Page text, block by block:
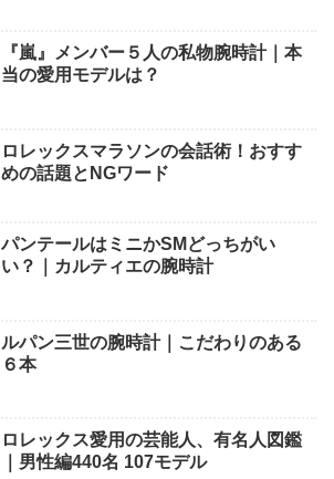
『嵐』メンバー５人の私物腕時計｜本
当の愛用モデルは？
ロレックスマラソンの会話術！おすす
めの話題とNGワード
パンテールはミニかSMどっちがい
い？｜カルティエの腕時計
ルパン三世の腕時計｜こだわりのある
６本
ロレックス愛用の芸能人、有名人図鑑
｜男性編440名 107モデル